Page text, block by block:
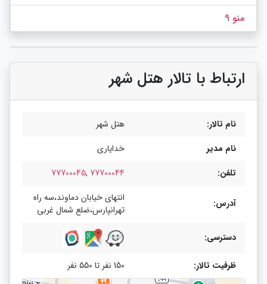
منو 9
ارتباط با تالار هتل شهر
نام تالار:
هتل شهر
نام مدیر
خدایاری
تلفن:
77700044
,
77700045
آدرس:
انتهای خیابان دماوند،سه راه
تهرانپارس،ضلع شمال غربی
دسترسی:
ظرفیت تالار: 150 نفر تا 550 نفر